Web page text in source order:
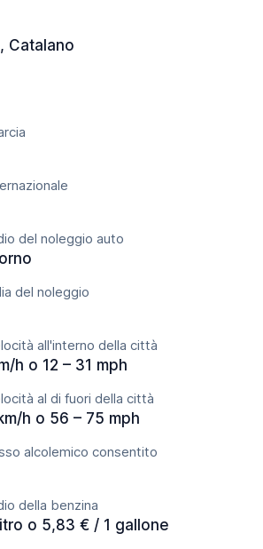
Catalano
del noleggio auto
del noleggio
all'interno della città
h o 12 – 31 mph
al di fuori della città
h o 56 – 75 mph
alcolemico consentito
della benzina
o 5,83 € / 1 gallone